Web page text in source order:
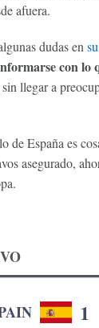
afuera.
dudas en
con lo
llegar a
de España es
asegurado,